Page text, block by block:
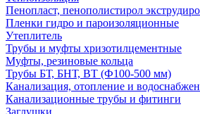
Пенопласт, пенополистирол
Пленки гидро и пароизоляционные
Утеплитель
Трубы и муфты хризотилцементные
Муфты, резиновые кольца
Трубы БТ, БНТ, ВТ (Ф100-500 мм)
Канализация, отопление и
Канализационные трубы и фитинги
Заглушки